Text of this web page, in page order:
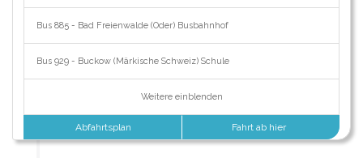
Bus 885 - Bad Freienwalde (Oder) Busbahnhof
Bus 929 - Buckow (Märkische Schweiz) Schule
Weitere einblenden
Abfahrtsplan Fahrt ab hier